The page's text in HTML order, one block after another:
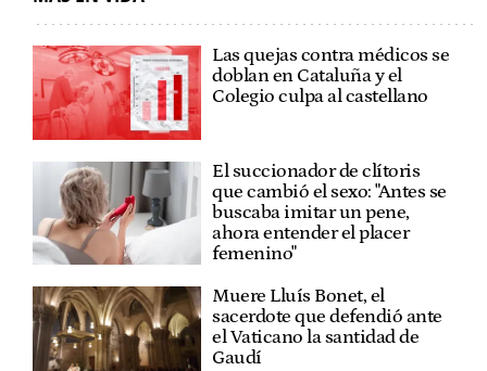
Las quejas contra médicos se
doblan en Cataluña y el
Colegio culpa al castellano
El succionador de clítoris
que cambió el sexo: "Antes se
buscaba imitar un pene,
ahora entender el placer
femenino"
Muere Lluís Bonet, el
sacerdote que defendió ante
el Vaticano la santidad de
Gaudí